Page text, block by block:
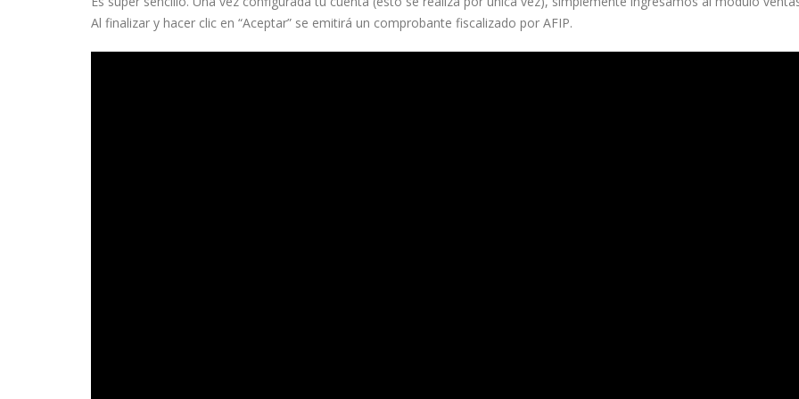
Al finalizar y hacer clic en “Aceptar” se emitirá un comprobante fiscalizado por AFIP.